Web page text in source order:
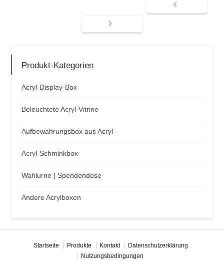
Produkt-Kategorien
Acryl-Display-Box
Beleuchtete Acryl-Vitrine
Aufbewahrungsbox aus Acryl
Acryl-Schminkbox
Wahlurne | Spendendose
Andere Acrylboxen
Startseite Produkte Kontakt
Datenschutzerklärung
Nutzungsbedingungen